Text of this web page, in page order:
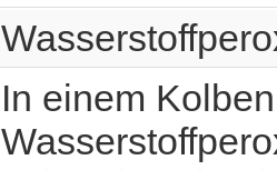
In einem